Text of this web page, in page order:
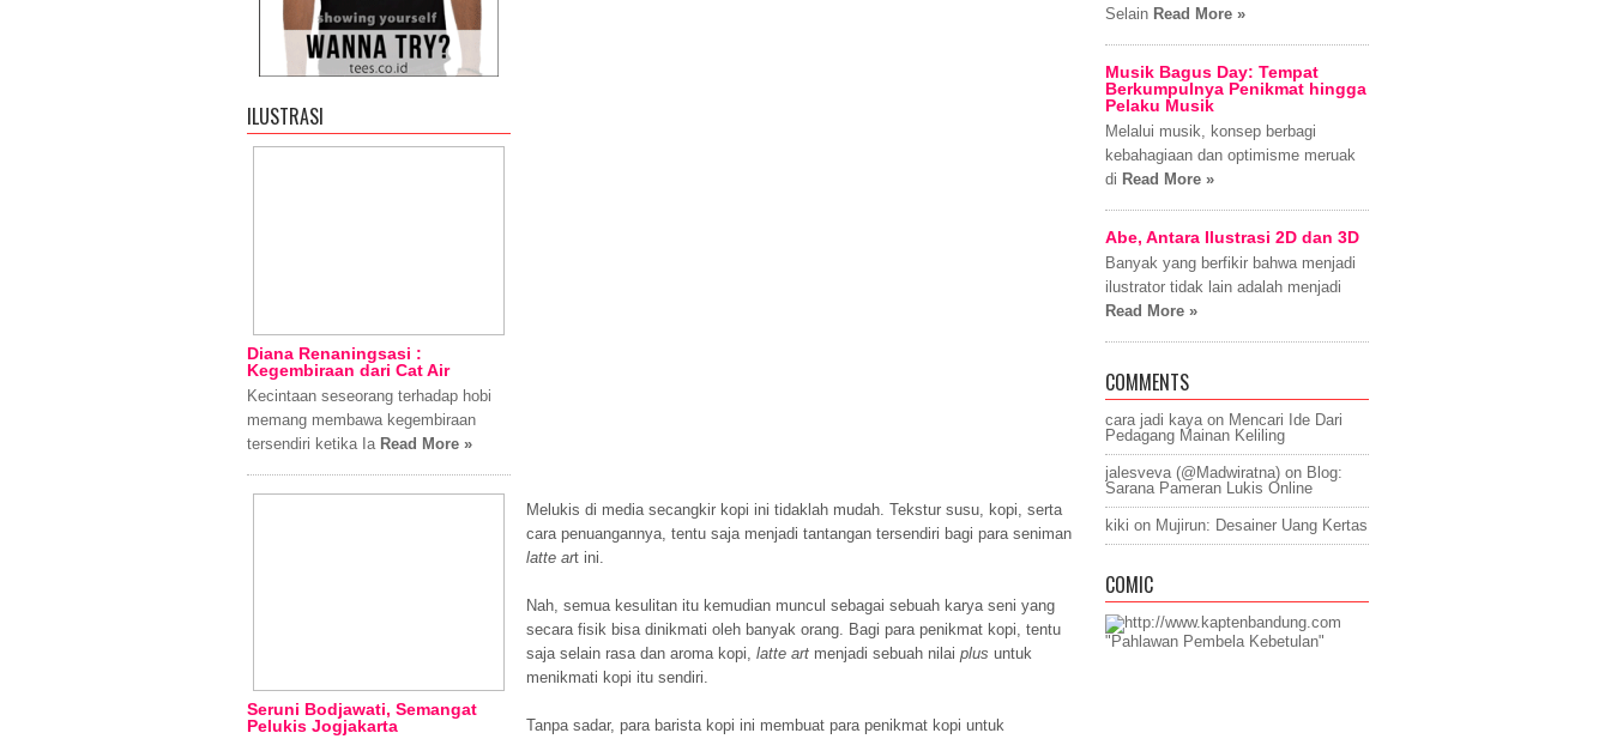
Melukis di media secangkir kopi ini tidaklah mudah. Tekstur susu, kopi, serta
cara penuangannya, tentu saja menjadi tantangan tersendiri bagi para seniman
latte art ini.
Nah, semua kesulitan itu kemudian muncul sebagai sebuah karya seni yang
secara fisik bisa dinikmati oleh banyak orang. Bagi para penikmat kopi, tentu
saja selain rasa dan aroma kopi, latte art menjadi sebuah nilai plus untuk
menikmati kopi itu sendiri.
Tanpa sadar, para barista kopi ini membuat para penikmat kopi untuk
ILUSTRASI
Diana Renaningsasi :
Kegembiraan dari Cat Air
Kecintaan seseorang terhadap hobi
memang membawa kegembiraan
tersendiri ketika Ia Read More »
Seruni Bodjawati, Semangat
Pelukis Jogjakarta
Selain Read More »
Musik Bagus Day: Tempat
Berkumpulnya Penikmat hingga
Pelaku Musik
Melalui musik, konsep berbagi
kebahagiaan dan optimisme meruak
di Read More »
Abe, Antara Ilustrasi 2D dan 3D
Banyak yang berfikir bahwa menjadi
ilustrator tidak lain adalah menjadi
Read More »
COMMENTS
cara jadi kayaon Mencari Ide Dari
Pedagang Mainan Keliling
jalesveva (@Madwiratna) on Blog:
Sarana Pameran Lukis Online
kiki on Mujirun: Desainer Uang Kertas
COMIC
"Pahlawan Pembela Kebetulan"